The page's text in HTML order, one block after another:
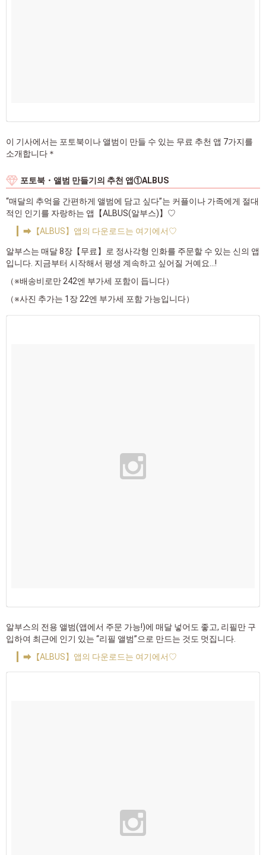
이 기사에서는 포토북이나 앨범이 만들 수 있는 무료 추천 앱 7가지를
소개합니다＊
포토북・앨범 만들기의 추천 앱①ALBUS
“매달의 추억을 간편하게 앨범에 담고 싶다”는 커플이나 가족에게 절대
적인 인기를 자랑하는 앱【ALBUS(알부스)】♡
➡【ALBUS】앱의 다운로드는 여기에서♡
알부스는 매달 8장【무료】로 정사각형 인화를 주문할 수 있는 신의 앱
입니다. 지금부터 시작해서 평생 계속하고 싶어질 거예요…!
（※배송비로만 242엔 부가세 포함이 듭니다）
（※사진 추가는 1장 22엔 부가세 포함 가능입니다）
알부스의 전용 앨범(앱에서 주문 가능!)에 매달 넣어도 좋고, 리필만 구
입하여 최근에 인기 있는 “리필 앨범”으로 만드는 것도 멋집니다.
➡【ALBUS】앱의 다운로드는 여기에서♡